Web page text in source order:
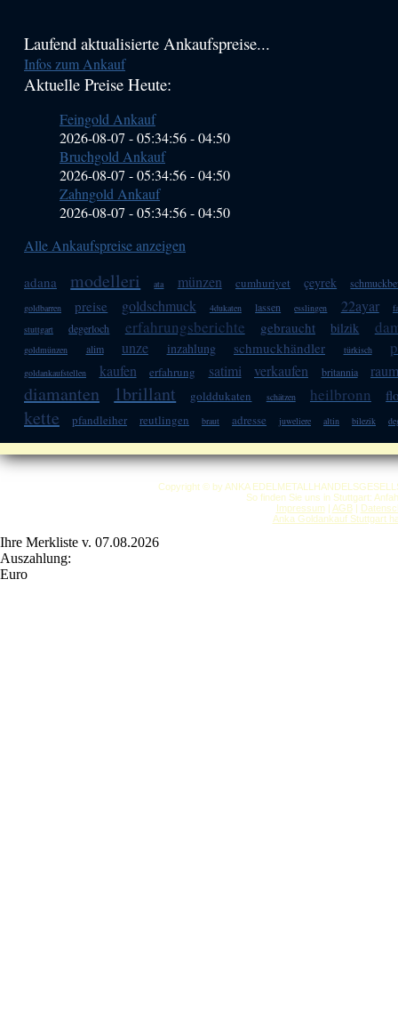
Haupt-
Sidebar
Laufend aktualisierte Ankaufspreise...
Infos zum Ankauf
Aktuelle Preise Heute:
Feingold Ankauf
2026-08-07 - 05:34:56-04:50
Bruchgold Ankauf
2026-08-07 - 05:34:56-04:50
Zahngold Ankauf
2026-08-07 - 05:34:56-04:50
Alle Ankaufspreise anzeigen
adana modelleri ata münzen cumhuriyet çeyrek
goldbarren preise goldschmuck 4dukaten lassen esslingen 22ayar
stuttgart
degerloch erfahrungsberichte gebraucht bilzik
goldmünzen alim unze inzahlung schmuckhändler türkisch
goldankaufstellen kaufen erfahrung satimi verkaufen britannia
diamanten 1brillant golddukaten schätzen heilbronn
kette pfandleiher reutlingen braut adresse juweliere altin bilezik
Copyright © by ANKA
So finden Sie uns in Stuttgart:
Impressum| AGB|
Anka Goldankauf Stuttgart
Ihre Merkliste v. 07.08.2026
Auszahlung:
Euro